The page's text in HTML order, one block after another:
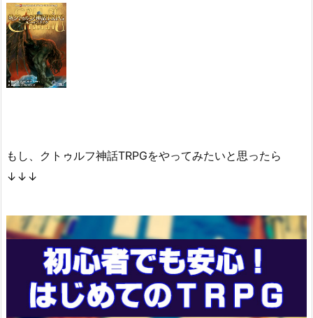
もし、クトゥルフ神話TRPGをやってみたいと思ったら
↓↓↓